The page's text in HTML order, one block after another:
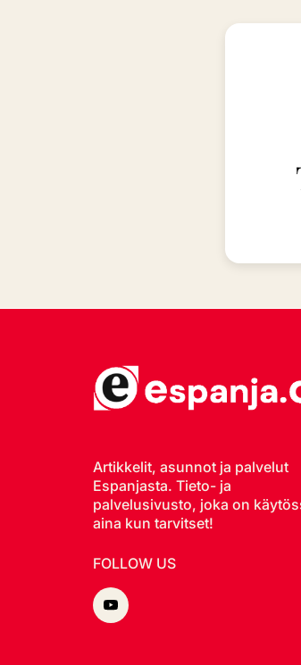
Artikkelit, asunnot ja palvelut
Espanjasta. Tieto- ja
palvelusivusto, joka on
aina kun tarvitset!
FOLLOW US